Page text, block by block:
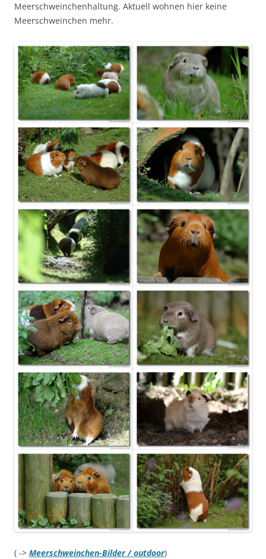
Meerschweinchenhaltung. Aktuell wohnen hier keine
Meerschweinchen mehr.
( -> Meerschweinchen-Bilder / outdoor)